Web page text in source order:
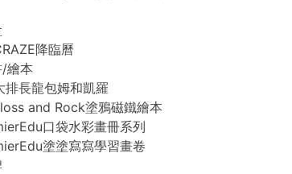
降臨曆
繪本
排長龍包姆和凱羅
and Rock塗鴉磁鐵繪本
口袋水彩畫冊系列
塗塗寫寫學習畫卷